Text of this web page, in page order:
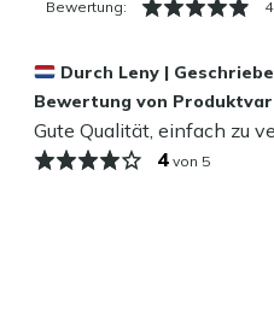
Bewertung:
Durch Leny |
Bewertung von
Gute Qualität, einfach zu
4 von 5